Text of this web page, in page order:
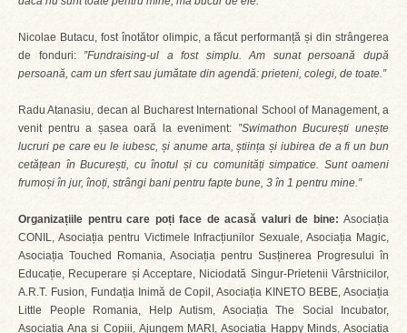
Nicolae Butacu, fost înotător olimpic, a făcut performanță și din strângerea
de fonduri: ”Fundraising-ul a fost simplu. Am sunat persoană după
persoană, cam un sfert sau jumătate din agendă: prieteni, colegi, de toate.”
Radu Atanasiu, decan al Bucharest International School of Management, a
venit pentru a șasea oară la eveniment: ”Swimathon București unește
lucruri pe care eu le iubesc, și anume arta, știința și iubirea de a fi un bun
cetățean în București, cu înotul și cu comunități simpatice. Sunt oameni
frumoși în jur, înoți, strângi bani pentru fapte bune, 3 în 1 pentru mine.”
Organizațiile pentru care poți face de acasă valuri de bine: Asociația
CONIL, Asociația pentru Victimele Infracțiunilor Sexuale, Asociația Magic,
Asociația Touched Romania, Asociația pentru Susținerea Progresului în
Educație, Recuperare și Acceptare, Niciodată Singur-Prietenii Vârstnicilor,
A.R.T. Fusion, Fundația Inimă de Copil, Asociația KINETO BEBE, Asociația
Little People Romania, Help Autism, Asociația The Social Incubator,
Asociația Ana și Copiii, Ajungem MARI, Asociația Happy Minds, Asociația